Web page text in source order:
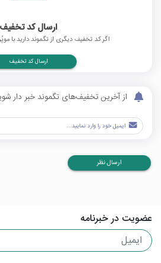
ارسال کد تخفیف
اگر کد تخفیف دیگری از تگموند دارید با
ارسال کد تخفیف
از آخرین تخفیف‌های تگموند خبر دار
ارسال نظر
عضویت در خبرنامه